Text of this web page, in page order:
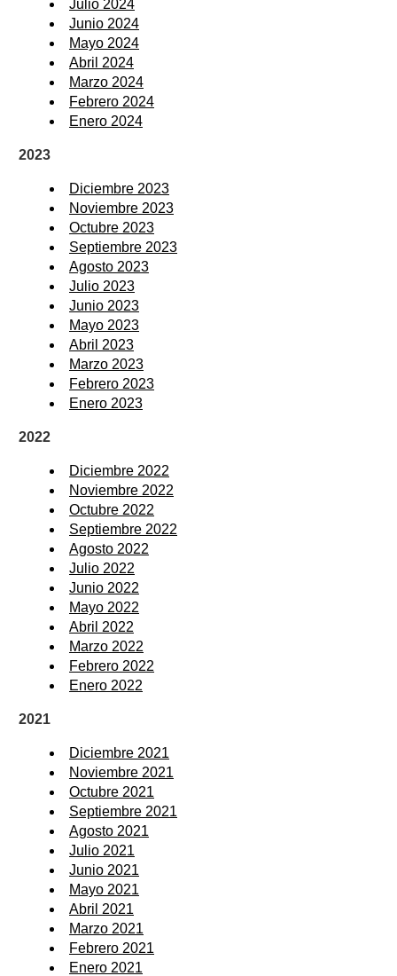
Julio 2024
Junio 2024
Mayo 2024
Abril 2024
Marzo 2024
Febrero 2024
Enero 2024
2023
Diciembre 2023
Noviembre 2023
Octubre 2023
Septiembre 2023
Agosto 2023
Julio 2023
Junio 2023
Mayo 2023
Abril 2023
Marzo 2023
Febrero 2023
Enero 2023
2022
Diciembre 2022
Noviembre 2022
Octubre 2022
Septiembre 2022
Agosto 2022
Julio 2022
Junio 2022
Mayo 2022
Abril 2022
Marzo 2022
Febrero 2022
Enero 2022
2021
Diciembre 2021
Noviembre 2021
Octubre 2021
Septiembre 2021
Agosto 2021
Julio 2021
Junio 2021
Mayo 2021
Abril 2021
Marzo 2021
Febrero 2021
Enero 2021